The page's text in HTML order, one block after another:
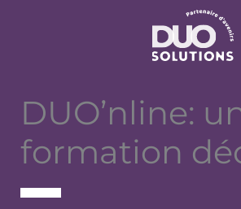
DUO’nline:
formation